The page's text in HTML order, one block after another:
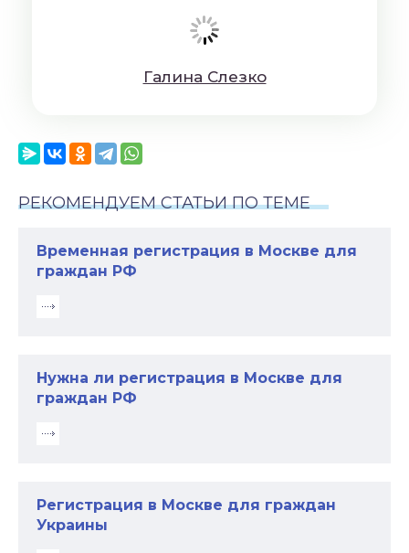
Гaлинa Cлeзкo
РЕКОМЕНДУЕМ СТАТЬИ ПО ТЕМЕ
Временная регистрация в Москве для
граждан РФ
Нужна ли регистрация в Москве для
граждан РФ
Регистрация в Москве для граждан
Украины